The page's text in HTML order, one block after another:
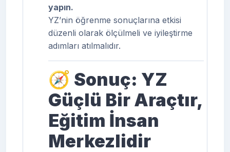
yapın.
YZ’nin öğrenme sonuçlarına etkisi
düzenli olarak ölçülmeli ve iyileştirme
adımları atılmalıdır.
🧭 Sonuç: YZ
Güçlü Bir Araçtır,
Eğitim İnsan
Merkezlidir